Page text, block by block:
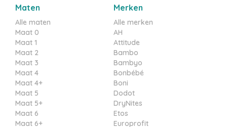
Maten
Alle maten
Maat 0
Maat 1
Maat 2
Maat 3
Maat 4
Maat 4+
Maat 5
Maat 5+
Maat 6
Maat 6+
Merken
Alle merken
AH
Attitude
Bambo
Bambyo
Bonbébé
Boni
Dodot
DryNites
Etos
Europrofit